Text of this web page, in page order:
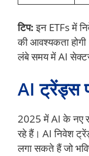
टिप:इन ETFs में
की आवश्यकता
लंबे समय में AI
AI ट्रेंड्स
2025 में AI के नए
रहे हैं। AI निवेश
लगा सकते हैं जो